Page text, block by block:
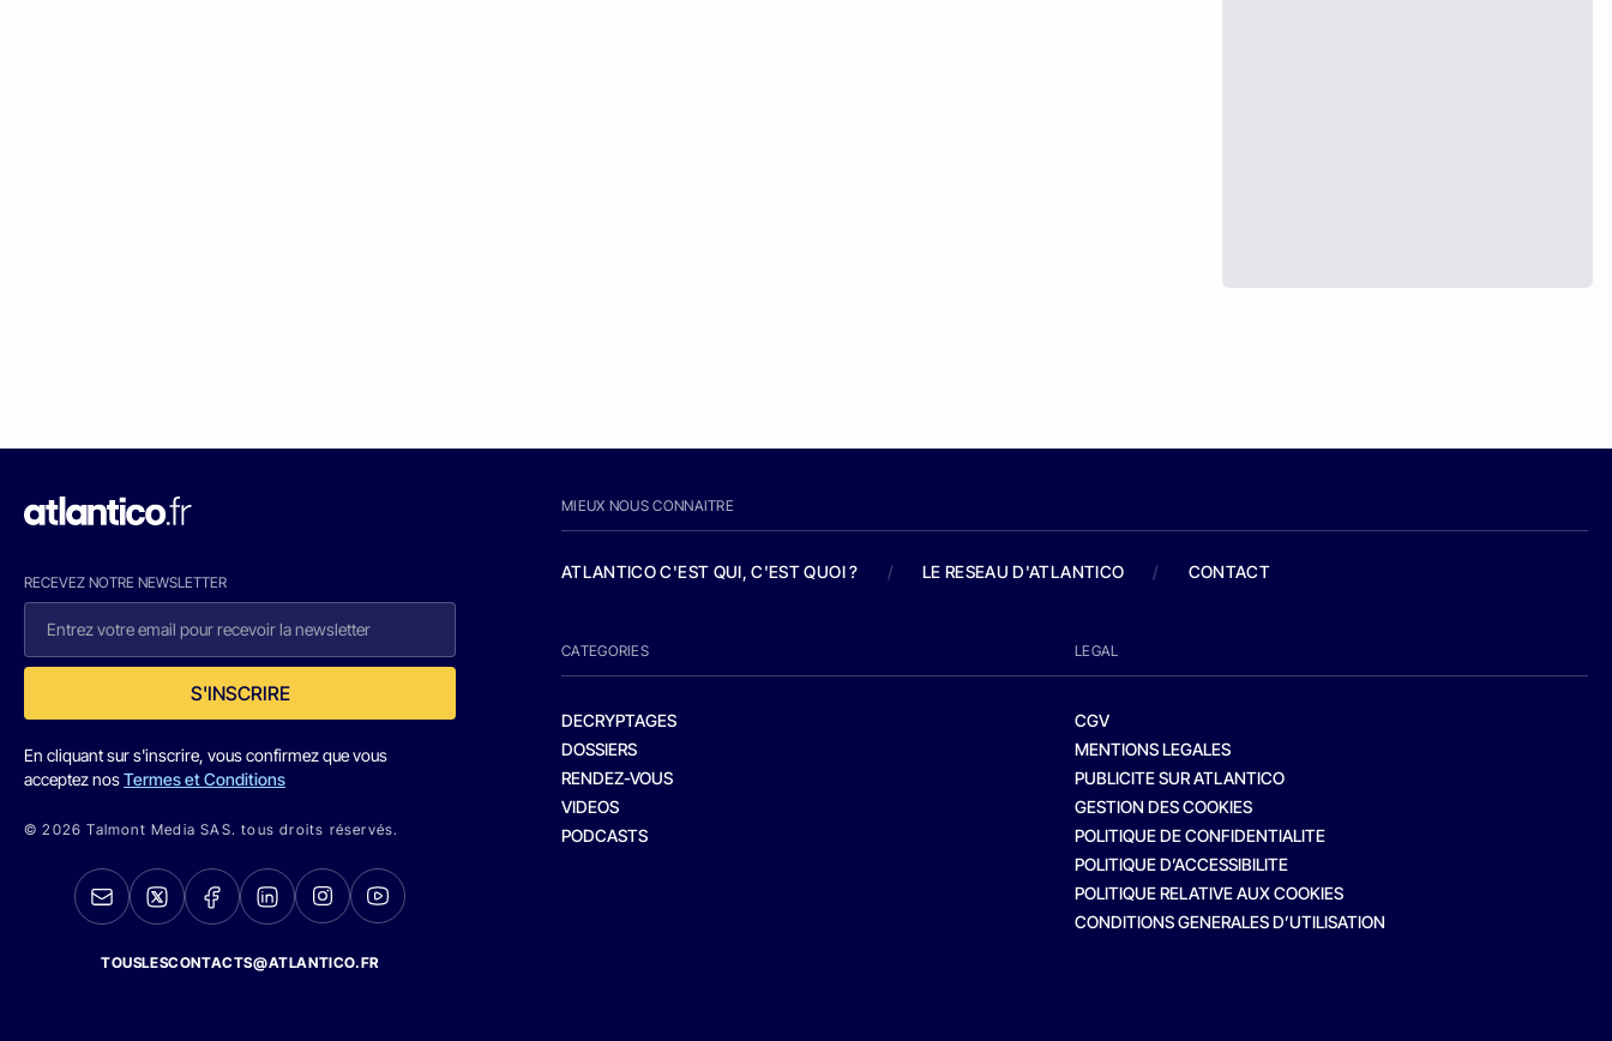
RECEVEZ NOTRE NEWSLETTER
S'INSCRIRE
En cliquant sur s'inscrire, vous confirmez que vous
acceptez nosTermes et Conditions
© 2026 Talmont Media SAS. tous droits réservés.
TOUSLESCONTACTS@ATLANTICO.FR
MIEUX NOUS CONNAITRE
ATLANTICO C'EST QUI, C'EST QUOI ? / LE RESEAU D'ATLANTICO / CONTACT
CATEGORIES
DECRYPTAGES
DOSSIERS
RENDEZ-VOUS
VIDEOS
PODCASTS
LEGAL
CGV
MENTIONS LEGALES
PUBLICITE SUR ATLANTICO
GESTION DES COOKIES
POLITIQUE DE CONFIDENTIALITE
POLITIQUE D’ACCESSIBILITE
POLITIQUE RELATIVE AUX COOKIES
CONDITIONS GENERALES D’UTILISATION